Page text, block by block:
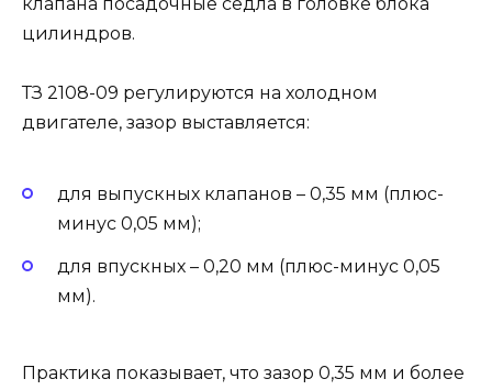
цилиндров.
ТЗ 2108-09 регулируются на холодном
двигателе, зазор выставляется:
для выпускных клапанов – 0,35 мм (плюс-
минус 0,05 мм);
для впускных – 0,20 мм (плюс-минус 0,05
мм).
Практика показывает, что зазор 0,35 мм и более